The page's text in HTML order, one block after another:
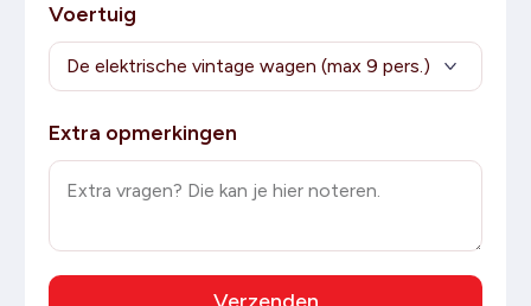
Voertuig
Extra opmerkingen